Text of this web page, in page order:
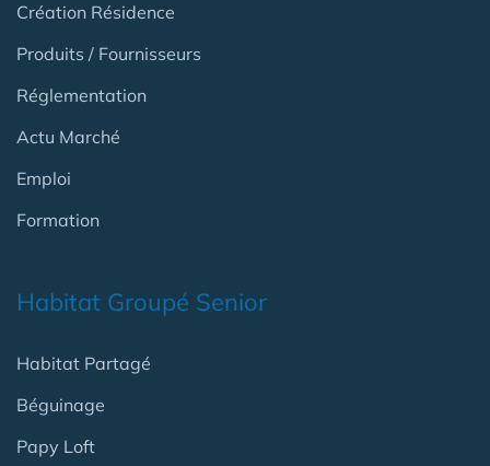
Création Résidence
Produits / Fournisseurs
Réglementation
Actu Marché
Emploi
Formation
Habitat Groupé Senior
Habitat Partagé
Béguinage
Papy Loft